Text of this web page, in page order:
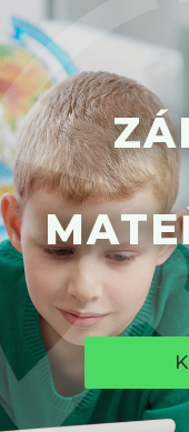
Základní škola
Mateřská škola
Družina
Jídelna
Školní
Napsali o nás